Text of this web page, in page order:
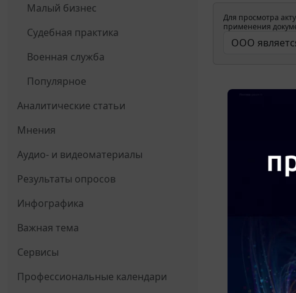
Малый бизнес
Судебная практика
Военная служба
Популярное
Аналитические статьи
Мнения
Аудио- и видеоматериалы
Результаты опросов
Инфографика
Важная тема
Сервисы
Профессиональные календари
Для просмотра
применения